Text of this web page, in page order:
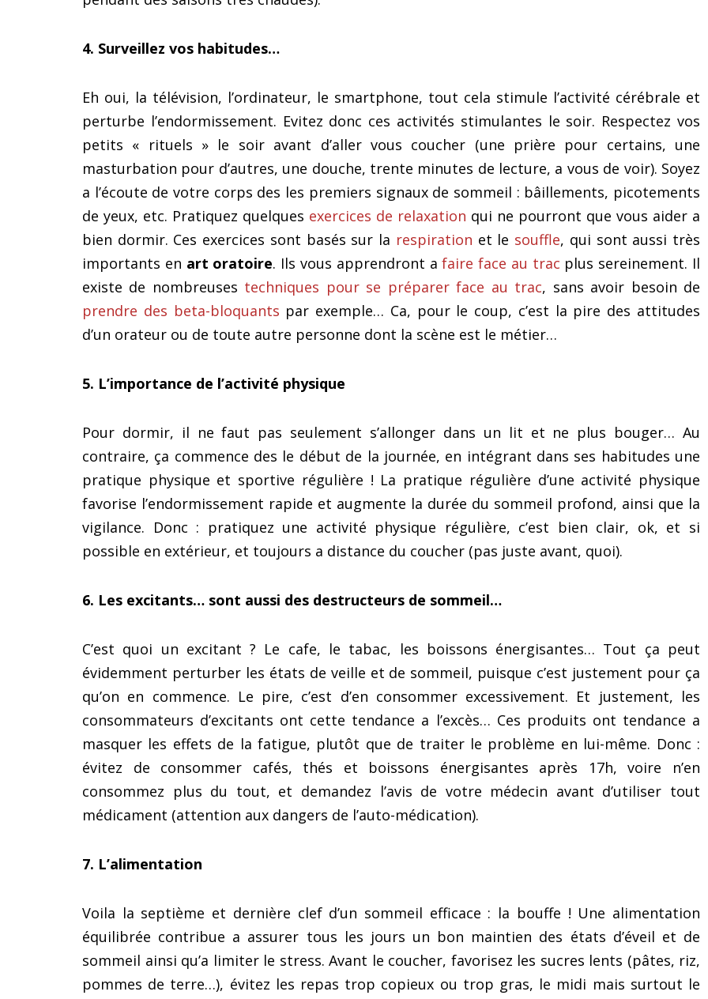
4. Surveillez vos habitudes…
Eh oui, la télévision, l’ordinateur, le smartphone, tout cela stimule l’activité cérébrale et
perturbe l’endormissement. Evitez donc ces activités stimulantes le soir. Respectez vos
petits « rituels » le soir avant d’aller vous coucher (une prière pour certains, une
masturbation pour d’autres, une douche, trente minutes de lecture, a vous de voir). Soyez
a l’écoute de votre corps des les premiers signaux de sommeil : bâillements, picotements
de yeux, etc. Pratiquez quelques exercices de relaxation qui ne pourront que vous aider a
bien dormir. Ces exercices sont basés sur la respiration et le souffle, qui sont aussi très
importants en art oratoire. Ils vous apprendront afaire face au trac plus sereinement. Il
existe de nombreuses techniques pour se préparer face au trac, sans avoir besoin de
prendre des beta-bloquants par exemple… Ca, pour le coup, c’est la pire des attitudes
d’un orateur ou de toute autre personne dont la scène est le métier…
5. L’importance de l’activité physique
Pour dormir, il ne faut pas seulement s’allonger dans un lit et ne plus bouger… Au
contraire, ça commence des le début de la journée, en intégrant dans ses habitudes une
pratique physique et sportive régulière ! La pratique régulière d’une activité physique
favorise l’endormissement rapide et augmente la durée du sommeil profond, ainsi que la
vigilance. Donc : pratiquez une activité physique régulière, c’est bien clair, ok, et si
possible en extérieur, et toujours a distance du coucher (pas juste avant, quoi).
6. Les excitants… sont aussi des destructeurs de sommeil…
C’est quoi un excitant ? Le cafe, le tabac, les boissons énergisantes… Tout ça peut
évidemment perturber les états de veille et de sommeil, puisque c’est justement pour ça
qu’on en commence. Le pire, c’est d’en consommer excessivement. Et justement, les
consommateurs d’excitants ont cette tendance a l’excès… Ces produits ont tendance a
masquer les effets de la fatigue, plutôt que de traiter le problème en lui-même. Donc :
évitez de consommer cafés, thés et boissons énergisantes après 17h, voire n’en
consommez plus du tout, et demandez l’avis de votre médecin avant d’utiliser tout
médicament (attention aux dangers de l’auto-médication).
7. L’alimentation
Voila la septième et dernière clef d’un sommeil efficace : la bouffe ! Une alimentation
équilibrée contribue a assurer tous les jours un bon maintien des états d’éveil et de
sommeil ainsi qu’a limiter le stress. Avant le coucher, favorisez les sucres lents (pâtes, riz,
pommes de terre…), évitez les repas trop copieux ou trop gras, le midi mais surtout le